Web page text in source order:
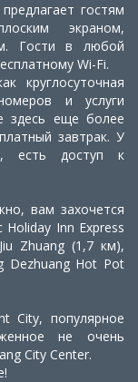
гостям
экраном,
Гости в любой
Wi-Fi.
круглосуточная
и услуги
здесь еще более
завтрак. У
есть доступ к
вам захочется
Inn Express
Zhuang (1,7 км),
Dezhuang Hot Pot
City, популярное
не очень
City Center.